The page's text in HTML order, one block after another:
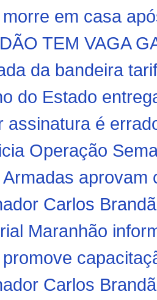
em casa
TEM VAGA
da bandeira
do Estado
assinatura é
Operação
aprovam
Carlos
Maranhão
Carlos